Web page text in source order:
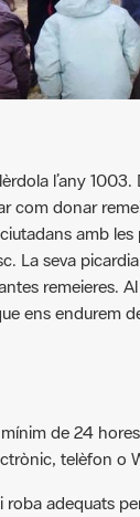
l’any
amb les
La seva
remeieres. Al
ens endurem
adequats
protecció solar o